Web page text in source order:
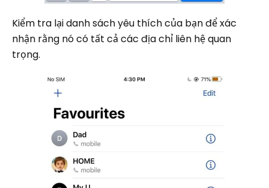
Kiểm tra lại danh sách yêu thích của bạn để xác
nhận rằng nó có tất cả các địa chỉ liên hệ quan
trọng.